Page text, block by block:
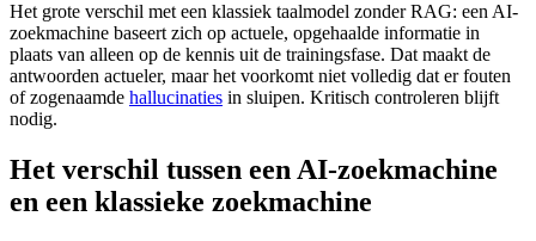
Het grote verschil met een klassiek taalmodel zonder RAG: een AI-
zoekmachine baseert zich op actuele, opgehaalde informatie in
plaats van alleen op de kennis uit de trainingsfase. Dat maakt de
antwoorden actueler, maar het voorkomt niet volledig dat er fouten
of zogenaamde hallucinaties in sluipen. Kritisch controleren blijft
nodig.
Het verschil tussen een AI-zoekmachine
en een klassieke zoekmachine